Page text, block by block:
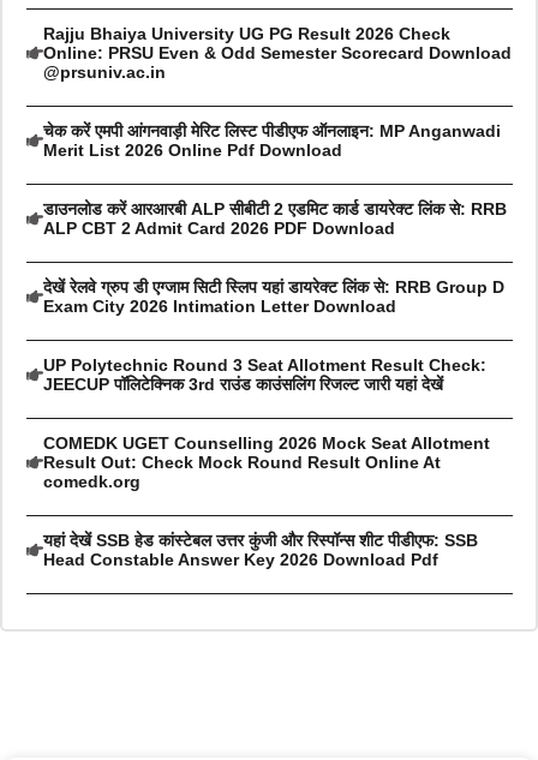
Rajju Bhaiya University UG PG Result 2026 Check
Online: PRSU Even & Odd Semester Scorecard Download
@prsuniv.ac.in
चेक करें एमपी आंगनवाड़ी मेरिट लिस्ट पीडीएफ ऑनलाइन: MP Anganwadi
Merit List 2026 Online Pdf Download
डाउनलोड करें आरआरबी ALP सीबीटी 2 एडमिट कार्ड डायरेक्ट लिंक से: RRB
ALP CBT 2 Admit Card 2026 PDF Download
देखें रेलवे ग्रुप डी एग्जाम सिटी स्लिप यहां डायरेक्ट लिंक से: RRB Group D
Exam City 2026 Intimation Letter Download
UP Polytechnic Round 3 Seat Allotment Result Check:
JEECUP पॉलिटेक्निक 3rd राउंड काउंसलिंग रिजल्ट जारी यहां देखें
COMEDK UGET Counselling 2026 Mock Seat Allotment
Result Out: Check Mock Round Result Online At
comedk.org
यहां देखें SSB हेड कांस्टेबल उत्तर कुंजी और रिस्पॉन्स शीट पीडीएफ: SSB
Head Constable Answer Key 2026 Download Pdf